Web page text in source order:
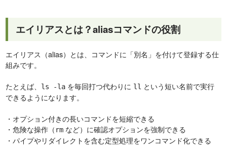
エイリアスとは？aliasコマンドの役割
エイリアス（alias）とは、コマンドに「別名」を付けて登録する仕
組みです。
たとえば、
ls -la を毎回打つ代わりに ll という短い名前で実行
できるようになります。
・オプション付きの長いコマンドを短縮できる
・危険な操作（ rm など）に確認オプションを強制できる
・パイプやリダイレクトを含む定型処理をワンコマンド化できる